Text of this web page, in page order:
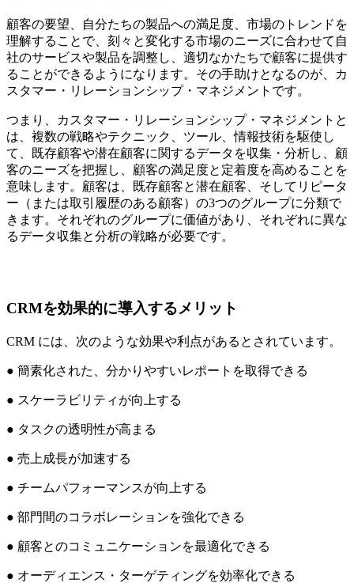
顧客の要望、自分たちの製品への満足度、市場のトレンドを
理解することで、刻々と変化する市場のニーズに合わせて自
社のサービスや製品を調整し、適切なかたちで顧客に提供す
ることができるようになります。その手助けとなるのが、カ
スタマー・リレーションシップ・マネジメントです。
つまり、カスタマー・リレーションシップ・マネジメントと
は、複数の戦略やテクニック、ツール、情報技術を駆使し
て、既存顧客や潜在顧客に関するデータを収集・分析し、顧
客のニーズを把握し、顧客の満足度と定着度を高めることを
意味します。顧客は、既存顧客と潜在顧客、そしてリピータ
ー（または取引履歴のある顧客）の3つのグループに分類で
きます。それぞれのグループに価値があり、それぞれに異な
るデータ収集と分析の戦略が必要です。
CRMを効果的に導入するメリット
CRM には、次のような効果や利点があるとされています。
● 簡素化された、分かりやすいレポートを取得できる
● スケーラビリティが向上する
● タスクの透明性が高まる
● 売上成長が加速する
● チームパフォーマンスが向上する
● 部門間のコラボレーションを強化できる
● 顧客とのコミュニケーションを最適化できる
● オーディエンス・ターゲティングを効率化できる